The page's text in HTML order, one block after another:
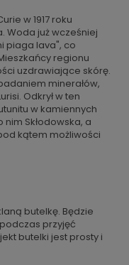
w 1917 roku
Woda już wcześniej
piaga lava", co
regionu
uzdrawiające skórę.
minerałów,
Odkrył w ten
w kamiennych
Skłodowska, a
kątem możliwości
butelkę. Będzie
przyjęć
butelki jest prosty i